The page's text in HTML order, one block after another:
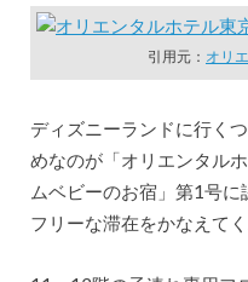
引用元： オリ
ディズニーランドに行く
めなのが「オリエンタル
ムベビーのお宿」第1号
フリーな滞在をかなえてく